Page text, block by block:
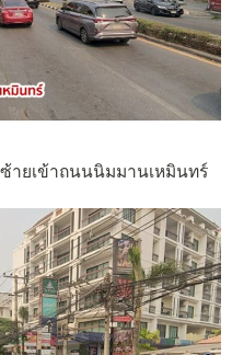
ายเข้าถนนนิมมานเหมินทร์